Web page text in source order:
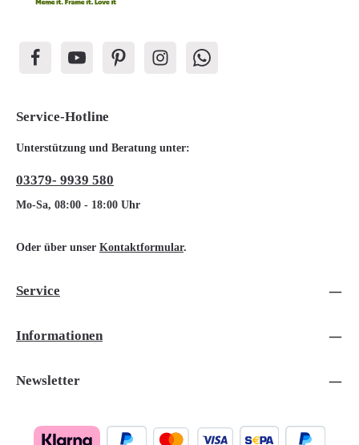
Service-Hotline
Unterstützung und Beratung unter:
03379- 9939 580
Mo-Sa, 08:00 - 18:00 Uhr
Oder über unser Kontaktformular.
Service
Informationen
Newsletter